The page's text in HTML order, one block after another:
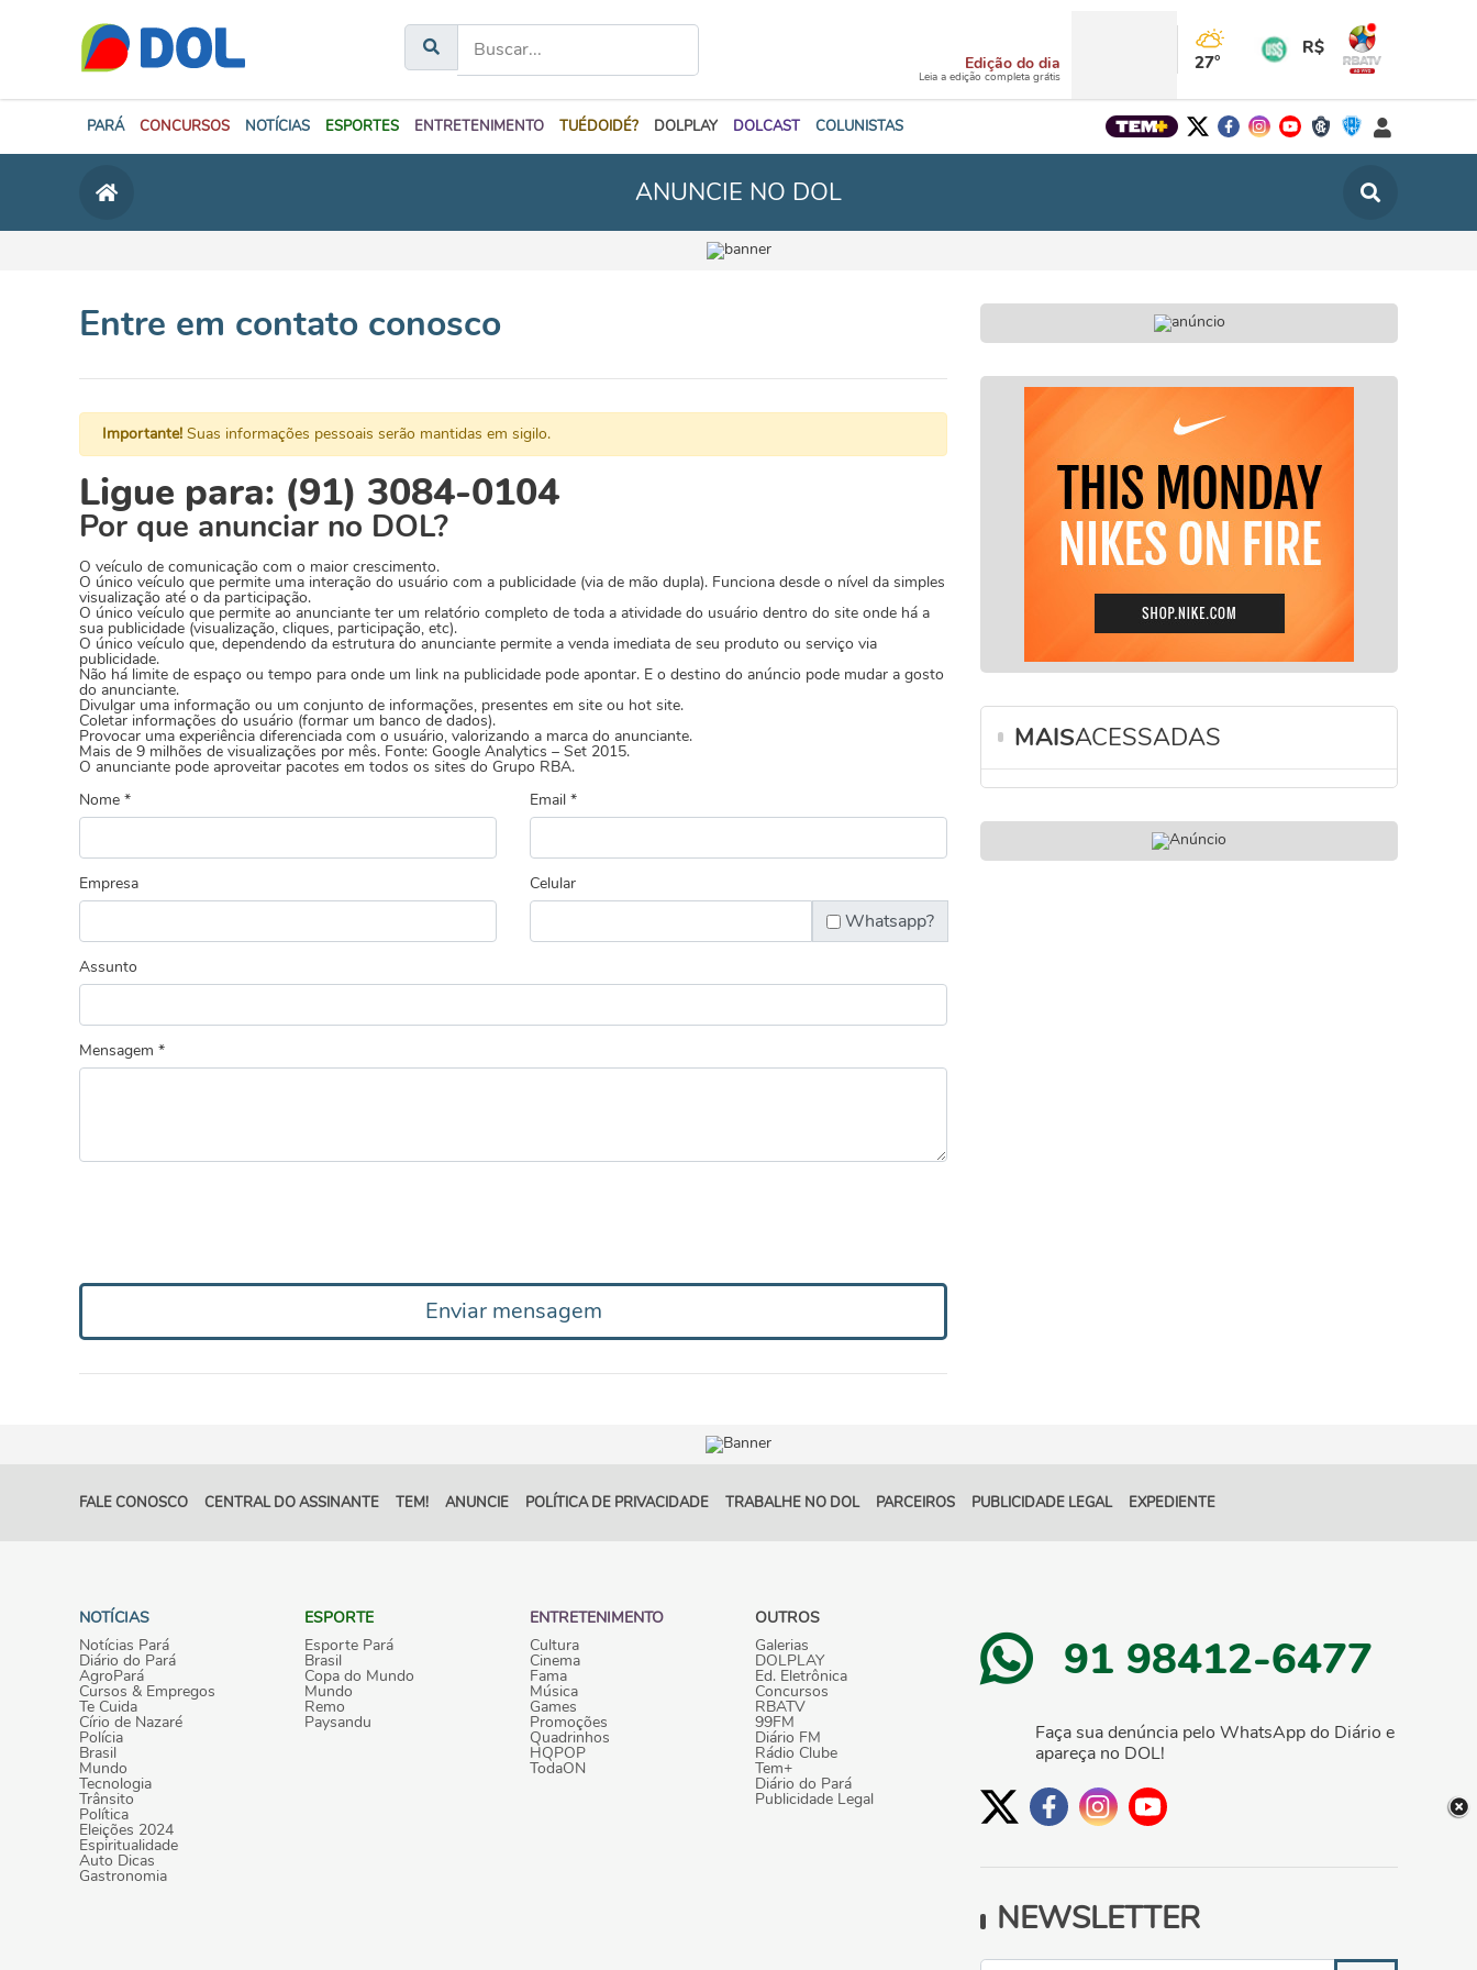
Edição do dia
Leia a edição completa grátis
27°
R$
PARÁ CONCURSOS NOTÍCIAS ESPORTES ENTRETENIMENTO TUÉDOIDÉ? DOLPLAY DOLCAST COLUNISTAS
ANUNCIE NO DOL
Entre em contato conosco
Importante! Suas informações pessoais serão mantidas em sigilo.
Ligue para: (91) 3084-0104
Por que anunciar no DOL?
O veículo de comunicação com o maior crescimento.
O único veículo que permite uma interação do usuário com a publicidade (via de mão dupla). Funciona desde o nível da simples
visualização até o da participação.
O único veículo que permite ao anunciante ter um relatório completo de toda a atividade do usuário dentro do site onde há a
sua publicidade (visualização, cliques, participação, etc).
O único veículo que, dependendo da estrutura do anunciante permite a venda imediata de seu produto ou serviço via
publicidade.
Não há limite de espaço ou tempo para onde um link na publicidade pode apontar. E o destino do anúncio pode mudar a gosto
do anunciante.
Divulgar uma informação ou um conjunto de informações, presentes em site ou hot site.
Coletar informações do usuário (formar um banco de dados).
Provocar uma experiência diferenciada com o usuário, valorizando a marca do anunciante.
Mais de 9 milhões de visualizações por mês. Fonte: Google Analytics – Set 2015.
O anunciante pode aproveitar pacotes em todos os sites do Grupo RBA.
Nome *
Email *
Empresa Celular
Whatsapp?
Assunto
Mensagem *
Enviar mensagem
MAISACESSADAS
FALE CONOSCO CENTRAL DO ASSINANTE TEM! ANUNCIE POLÍTICA DE PRIVACIDADE TRABALHE NO DOL PARCEIROS PUBLICIDADE LEGAL EXPEDIENTE
NOTÍCIAS
Notícias Pará
Diário do Pará
AgroPará
Cursos & Empregos
Te Cuida
Círio de Nazaré
Polícia
Brasil
Mundo
Tecnologia
Trânsito
Política
Eleições 2024
Espiritualidade
Auto Dicas
Gastronomia
ESPORTE
Esporte Pará
Brasil
Copa do Mundo
Mundo
Remo
Paysandu
ENTRETENIMENTO
Cultura
Cinema
Fama
Música
Games
Promoções
Quadrinhos
HQPOP
TodaON
OUTROS
Galerias
DOLPLAY
Ed. Eletrônica
Concursos
RBATV
99FM
Diário FM
Rádio Clube
Tem+
Diário do Pará
Publicidade Legal
91 98412-6477
Faça sua denúncia pelo WhatsApp do Diário e
apareça no DOL!
NEWSLETTER